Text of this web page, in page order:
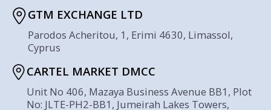
GTM EXCHANGE LTD
Parodos Acheritou, 1, Erimi 4630, Limassol,
Cyprus
CARTEL MARKET DMCC
Unit No 406, Mazaya Business Avenue BB1, Plot
No: JLTE-PH2-BB1, Jumeirah Lakes Towers,